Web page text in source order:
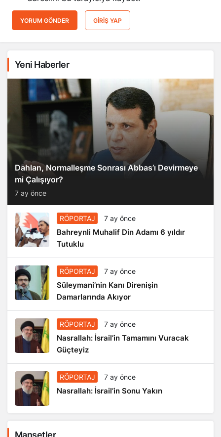
YORUM GÖNDER GIRIŞ YAP
Yeni Haberler
Dahlan, Normalleşme Sonrası Abbas’ı Devirmeye
mi Çalışıyor?
7 ay önce
RÖPORTAJ 7 ay önce
Bahreynli Muhalif Din Adamı 6 yıldır
Tutuklu
RÖPORTAJ 7 ay önce
Süleymani’nin Kanı Direnişin
Damarlarında Akıyor
RÖPORTAJ 7 ay önce
Nasrallah: İsrail’in Tamamını Vuracak
Güçteyiz
RÖPORTAJ 7 ay önce
Nasrallah: İsrail’in Sonu Yakın
Manşetler